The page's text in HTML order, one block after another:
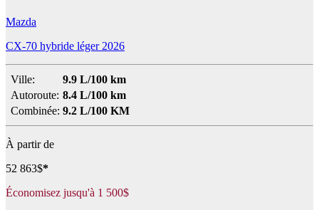
Mazda
CX-70 hybride léger 2026
Ville:
9.9 L/100 km
Autoroute: 8.4 L/100 km
Combinée: 9.2 L/100 KM
À partir de
52 863$*
Économisez jusqu'à 1 500$